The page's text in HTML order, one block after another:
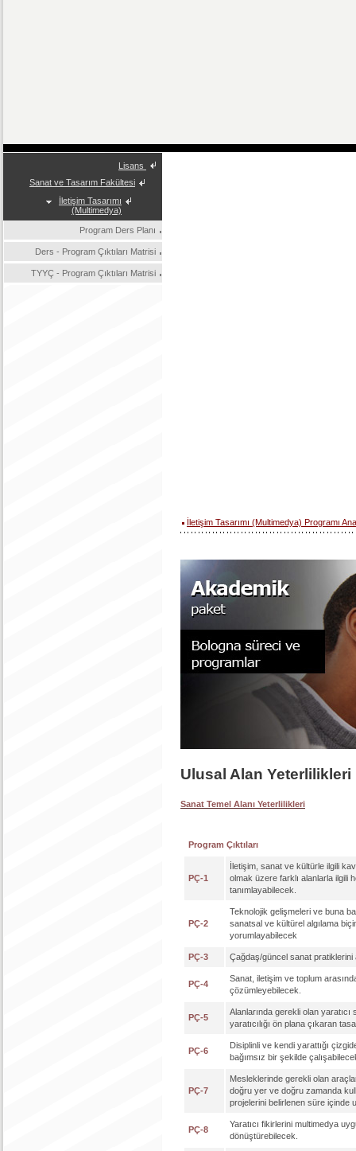
Lisans
Sanat ve Tasarım Fakültesi
İletişim Tasarımı
(Multimedya)
Program Ders Planı
Ders - Program Çıktıları Matrisi
TYYÇ - Program Çıktıları Matrisi
İletişim Tasarımı (Multimedya) Programı
Ulusal Alan Yeterlilikleri
Sanat Temel Alanı Yeterlilikleri
Program Çıktıları
PÇ-1
İletişim, sanat ve kültürle ilgili
olmak üzere farklı alanlarla ilgili
tanımlayabilecek.
PÇ-2
Teknolojik gelişmeleri ve buna
sanatsal ve kültürel algılama
yorumlayabilecek
PÇ-3 Çağdaş/güncel sanat pratiklerini
PÇ-4
Sanat, iletişim ve toplum
çözümleyebilecek.
PÇ-5
Alanlarında gerekli olan
yaratıcılığı ön plana çıkaran
PÇ-6
Disiplinli ve kendi yarattığı
bağımsız bir şekilde
PÇ-7
Mesleklerinde gerekli olan
doğru yer ve doğru zamanda
projelerini belirlenen süre içinde
PÇ-8
Yaratıcı fikirlerini multimedya
dönüştürebilecek.